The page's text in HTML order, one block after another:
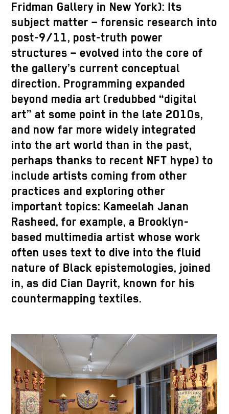
Fridman Gallery in New York): Its
subject matter – forensic research into
post-9/11, post-truth power
structures – evolved into the core of
the gallery’s current conceptual
direction. Programming expanded
beyond media art (redubbed “digital
art” at some point in the late 2010s,
and now far more widely integrated
into the art world than in the past,
perhaps thanks to recent NFT hype) to
include artists coming from other
practices and exploring other
important topics: Kameelah Janan
Rasheed, for example, a Brooklyn-
based multimedia artist whose work
often uses text to dive into the fluid
nature of Black epistemologies, joined
in, as did Cian Dayrit, known for his
countermapping textiles.